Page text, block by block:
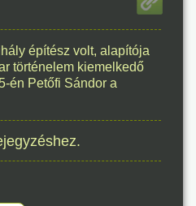
építész volt, alapítója
történelem kiemelkedő
én Petőfi Sándor a